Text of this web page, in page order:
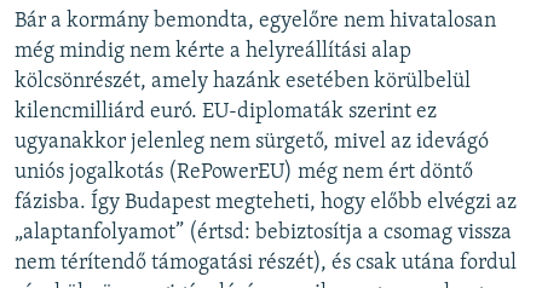
Bár a kormány bemondta, egyelőre nem hivatalosan
még mindig nem kérte a helyreállítási alap
kölcsönrészét, amely hazánk esetében körülbelül
kilencmilliárd euró. EU-diplomaták szerint ez
ugyanakkor jelenleg nem sürgető, mivel az idevágó
uniós jogalkotás (RePowerEU) még nem ért döntő
fázisba. Így Budapest megteheti, hogy előbb elvégzi az
„alaptanfolyamot” (értsd: bebiztosítja a csomag vissza
nem térítendő támogatási részét), és csak utána fordul